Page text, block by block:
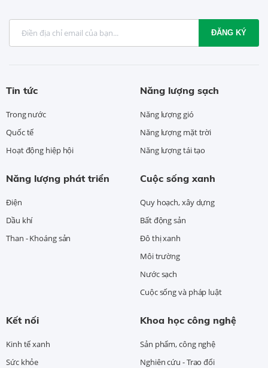
ĐĂNG KÝ
Tin tức
Trong nước
Quốc tế
Hoạt động hiệp hội
Năng lượng sạch
Năng lượng gió
Năng lượng mặt trời
Năng lượng tái tạo
Năng lượng phát triển
Điện
Dầu khí
Than - Khoáng sản
Cuộc sống xanh
Quy hoạch, xây dựng
Bất động sản
Đô thị xanh
Môi trường
Nước sạch
Cuộc sống và pháp luật
Kết nối
Kinh tế xanh
Sức khỏe
Khoa học công nghệ
Sản phẩm, công nghệ
Nghiên cứu - Trao đổi